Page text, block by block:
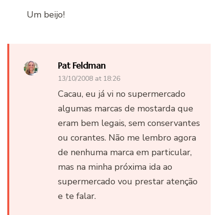
Um beijo!
Pat Feldman
13/10/2008 at 18:26
Cacau, eu já vi no supermercado
algumas marcas de mostarda que
eram bem legais, sem conservantes
ou corantes. Não me lembro agora
de nenhuma marca em particular,
mas na minha próxima ida ao
supermercado vou prestar atenção
e te falar.